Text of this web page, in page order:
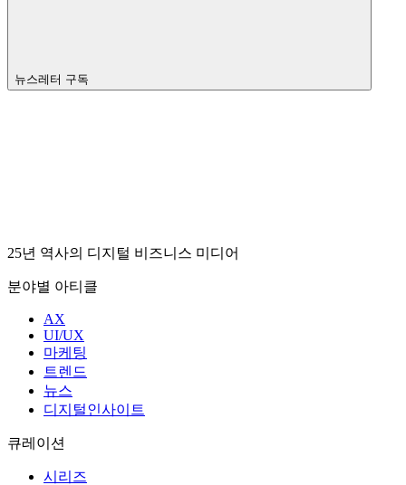
뉴스레터 구독
25년 역사의 디지털 비즈니스 미디어
분야별 아티클
AX
UI/UX
마케팅
트렌드
뉴스
디지털인사이트
큐레이션
시리즈